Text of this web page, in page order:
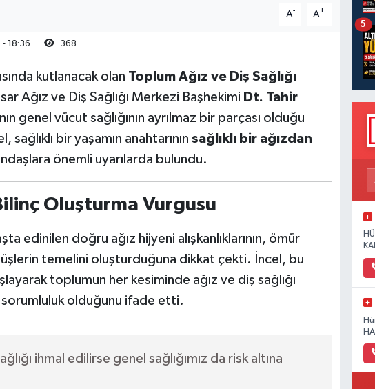
A- A+
- 18:36 368
kutlanacak olan Toplum Ağız ve Diş Sağlığı
Ağız ve Diş Sağlığı Merkezi Başhekimi Dt. Tahir
genel vücut sağlığının ayrılmaz bir parçası olduğu
sağlıklı bir yaşamın anahtarının sağlıklı bir ağızdan
önemli uyarılarda bulundu.
Oluşturma Vurgusu
edinilen doğru ağız hijyeni alışkanlıklarının, ömür
temelini oluşturduğuna dikkat çekti. İncel, bu
toplumun her kesiminde ağız ve diş sağlığı
sorumluluk olduğunu ifade etti.
ihmal edilirse genel sağlığımız da risk altına
5